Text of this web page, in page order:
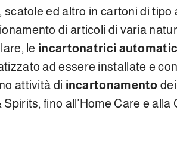
scatole ed altro in cartoni di tipo
di articoli di varia
le incartonatrici
ad essere installate e
attività di incartonamento
Spirits, fino all’Home Care e alla